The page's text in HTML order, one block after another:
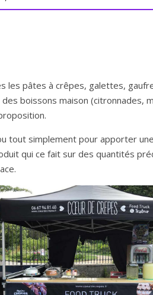
les pâtes à crêpes, galettes,
boissons maison (citronnades,
tout simplement pour apporter
qui ce fait sur des quantités